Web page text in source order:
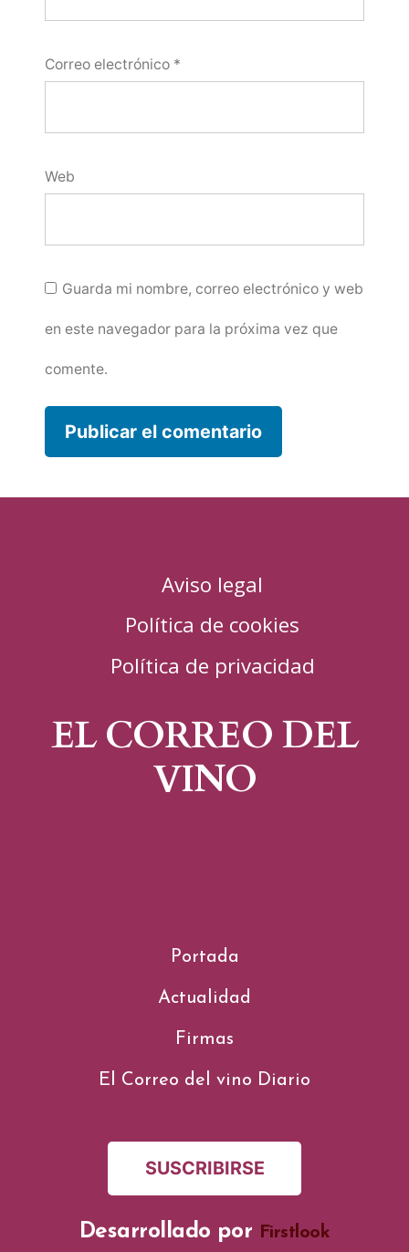
Correo electrónico *
Web
Guarda mi nombre, correo electrónico y web
en este navegador para la próxima vez que
comente.
Aviso legal
Política de cookies
Política de privacidad
EL CORREO DEL
VINO
Portada
Actualidad
Firmas
El Correo del vino Diario
SUSCRIBIRSE
Desarrollado por Firstlook